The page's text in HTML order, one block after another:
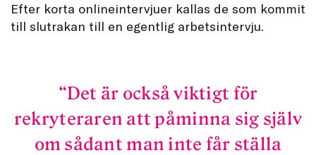
Efter korta onlineintervjuer kallas de som kommit
till slutrakan till en egentlig arbetsintervju.
Det är också viktigt för
rekryteraren att påminna sig själv
om sådant man inte får ställa